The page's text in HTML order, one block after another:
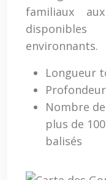
familiaux
environnants.
Longueur
Nombre
plus de
balisés